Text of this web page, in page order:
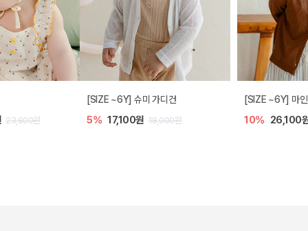
[SIZE ~6Y] 슈미 가디건
5% 17,100원 18,000원
[SIZE ~6Y] 마인 니트 가디건
10% 29,000원